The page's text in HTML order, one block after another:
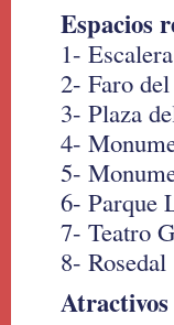
Espacios
1-
2- Faro
3- Plaza
4-
5-
6- Parque
7- Teatro
8- Rosedal